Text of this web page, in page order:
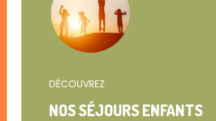
DÉCOUVREZ
NOS SÉJOURS ENFANTS